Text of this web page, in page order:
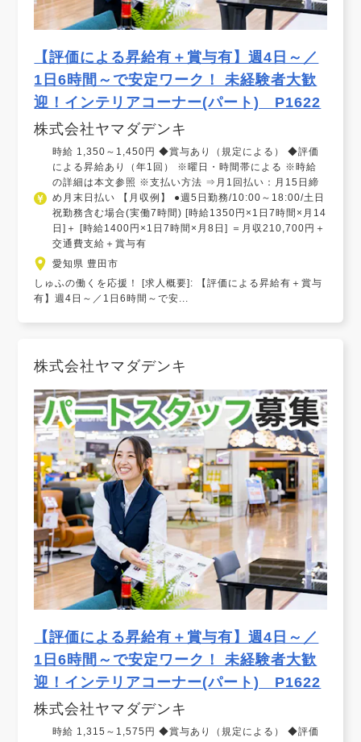
【評価による昇給有＋賞与有】週4日～／
1日6時間～で安定ワーク！ 未経験者大歓
迎！インテリアコーナー(パート) P1622
株式会社ヤマダデンキ
時給 1,350～1,450円 ◆賞与あり（規定による） ◆評価
による昇給あり（年1回） ※曜日・時間帯による ※時給
の詳細は本文参照 ※支払い方法 ⇒月1回払い：月15日締
め月末日払い 【月収例】 ●週5日勤務/10:00～18:00/土日
祝勤務含む場合(実働7時間) [時給1350円×1日7時間×月14
日]＋ [時給1400円×1日7時間×月8日] ＝月収210,700円＋
交通費支給＋賞与有
愛知県 豊田市
しゅふの働くを応援！ [求人概要]: 【評価による昇給有＋賞与
有】週4日～／1日6時間～で安...
株式会社ヤマダデンキ
【評価による昇給有＋賞与有】週4日～／
1日6時間～で安定ワーク！ 未経験者大歓
迎！インテリアコーナー(パート) P1622
株式会社ヤマダデンキ
時給 1,315～1,575円 ◆賞与あり（規定による） ◆評価